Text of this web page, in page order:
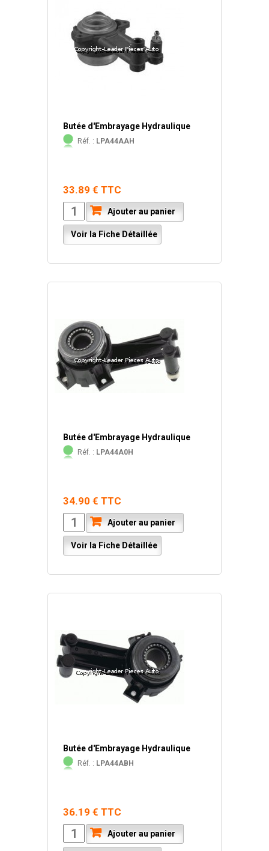
Butée d'Embrayage Hydraulique
Réf. : LPA44AAH
33.89 € TTC
Ajouter au panier
Voir la Fiche Détaillée
Butée d'Embrayage Hydraulique
Réf. : LPA44A0H
34.90 € TTC
Ajouter au panier
Voir la Fiche Détaillée
Butée d'Embrayage Hydraulique
Réf. : LPA44ABH
36.19 € TTC
Ajouter au panier